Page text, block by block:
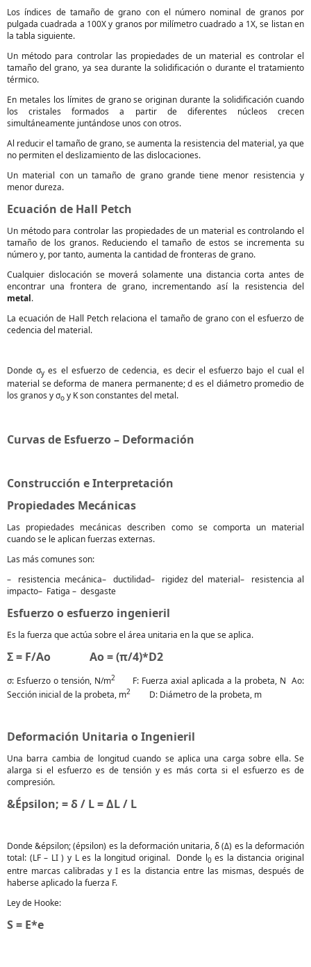
Los índices de tamaño de grano con el número nominal de granos por
pulgada cuadrada a 100X y granos por milímetro cuadrado a 1X, se listan en
la tabla siguiente.
Un método para controlar las propiedades de un material es controlar el
tamaño del grano, ya sea durante la solidificación o durante el tratamiento
térmico.
En metales los límites de grano se originan durante la solidificación cuando
los cristales formados a partir de diferentes núcleos crecen
simultáneamente juntándose unos con otros.
Al reducir el tamaño de grano, se aumenta la resistencia del material, ya que
no permiten el deslizamiento de las dislocaciones.
Un material con un tamaño de grano grande tiene menor resistencia y
menor dureza.
Ecuación de Hall Petch
Un método para controlar las propiedades de un material es controlando el
tamaño de los granos. Reduciendo el tamaño de estos se incrementa su
número y, por tanto, aumenta la cantidad de fronteras de grano.
Cualquier dislocación se moverá solamente una distancia corta antes de
encontrar una frontera de grano, incrementando así la resistencia del
metal.
La ecuación de Hall Petch relaciona el tamaño de grano con el esfuerzo de
cedencia del material.
Donde σy es el esfuerzo de cedencia, es decir el esfuerzo bajo el cual el
material se deforma de manera permanente; d es el diámetro promedio de
los granos y σo y K son constantes del metal.
Curvas de Esfuerzo – Deformación
Construcción e Interpretación
Propiedades Mecánicas
Las propiedades mecánicas describen como se comporta un material
cuando se le aplican fuerzas externas.
Las más comunes son:
– resistencia mecánica– ductilidad– rigidez del material– resistencia al
impacto– Fatiga – desgaste
Esfuerzo o esfuerzo ingenieril
Es la fuerza que actúa sobre el área unitaria en la que se aplica.
Σ = F/Ao Ao = (π/4)*D2
σ: Esfuerzo o tensión, N/m2
F: Fuerza axial aplicada a la probeta, N Ao:
Sección inicial de la probeta, m2 D: Diámetro de la probeta, m
Deformación Unitaria o Ingenieril
Una barra cambia de longitud cuando se aplica una carga sobre ella. Se
alarga si el esfuerzo es de tensión y es más corta si el esfuerzo es de
compresión.
&Épsilon; = δ / L = ΔL / L
Donde &épsilon; (épsilon) es la deformación unitaria, δ (Δ) es la deformación
total: (LF – LI ) y L es la longitud original. Donde l0es la distancia original
entre marcas calibradas y I es la distancia entre las mismas, después de
haberse aplicado la fuerza F.
Ley de Hooke:
S = E*e